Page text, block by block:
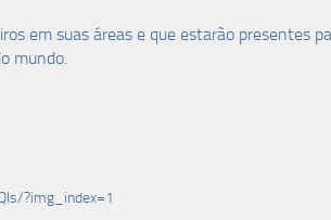
em suas áreas e que estarão presentes
mundo.
?img_index=1